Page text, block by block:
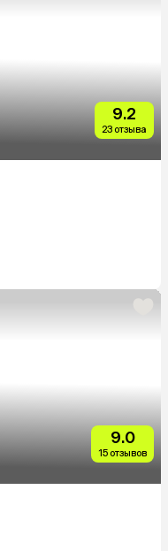
9.2
23 отзыва
9.0
15 отзывов